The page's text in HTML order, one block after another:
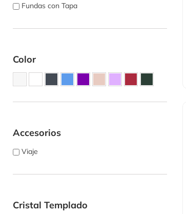
Fundas con Tapa
Color
Accesorios
Viaje
Cristal Templado